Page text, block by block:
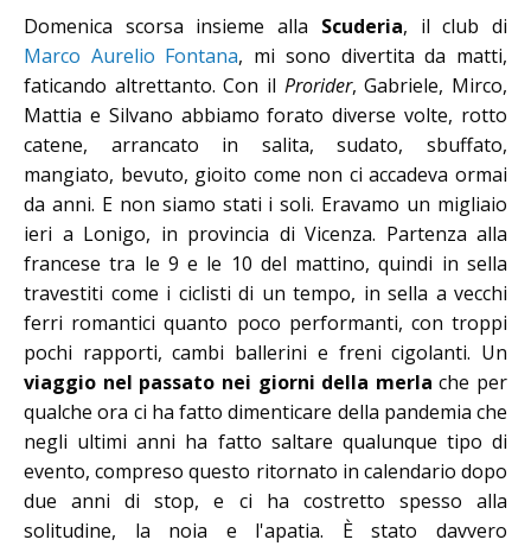
Domenica scorsa insieme alla Scuderia, il club di
Marco Aurelio Fontana, mi sono divertita da matti,
faticando altrettanto. Con il Prorider, Gabriele, Mirco,
Mattia e Silvano abbiamo forato diverse volte, rotto
catene, arrancato in salita, sudato, sbuffato,
mangiato, bevuto, gioito come non ci accadeva ormai
da anni. E non siamo stati i soli. Eravamo un migliaio
ieri a Lonigo, in provincia di Vicenza. Partenza alla
francese tra le 9 e le 10 del mattino, quindi in sella
travestiti come i ciclisti di un tempo, in sella a vecchi
ferri romantici quanto poco performanti, con troppi
pochi rapporti, cambi ballerini e freni cigolanti. Un
viaggio nel passato nei giorni della merla che per
qualche ora ci ha fatto dimenticare della pandemia che
negli ultimi anni ha fatto saltare qualunque tipo di
evento, compreso questo ritornato in calendario dopo
due anni di stop, e ci ha costretto spesso alla
solitudine, la noia e l'apatia. È stato davvero